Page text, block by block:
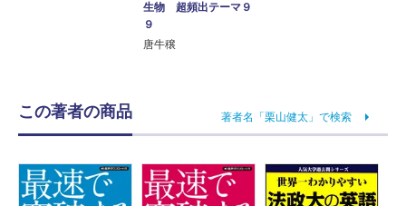
生物 超頻出テーマ９
９
唐牛穣
この著者の商品 著者名「栗山健太」で検索